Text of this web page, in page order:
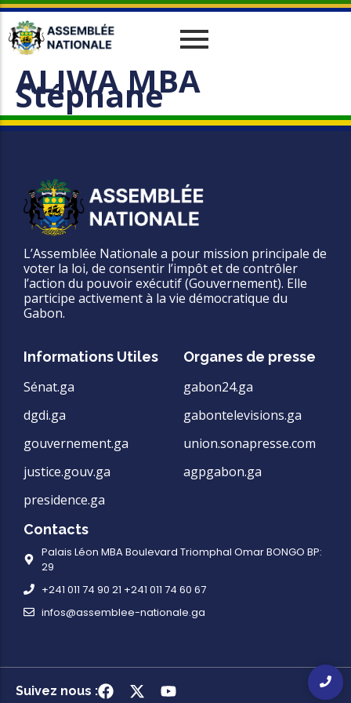
Historique
Missions
Organes
Vos Députés
Travaux
parlementaires
Relations Interparlementaires
Actualités
Evènements
Phototèque
ALIWA MBA
Stéphane
L’Assemblée Nationale a pour mission principale de
voter la loi, de consentir l’impôt et de contrôler
l’action du pouvoir exécutif (Gouvernement). Elle
participe activement à la vie démocratique du
Gabon.
Informations Utiles
Sénat.ga
dgdi.ga
gouvernement.ga
justice.gouv.ga
presidence.ga
Organes de presse
gabon24.ga
gabontelevisions.ga
union.sonapresse.com
agpgabon.ga
Contacts
Palais Léon MBA Boulevard Triomphal Omar BONGO BP:
29
+241 011 74 90 21 +241 011 74 60 67
infos@assemblee-nationale.ga
Suivez nous :